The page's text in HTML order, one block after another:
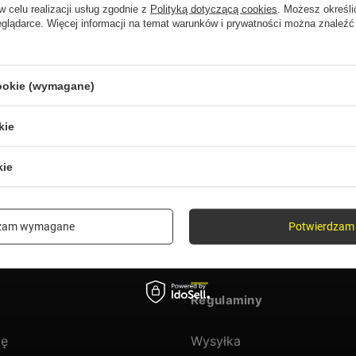
produkt nie został
sklepie, możesz skorzystać ze specjalnego formularza i
Regulaminy
Wysyłka
celu realizacji usług zgodnie z Polityką dotyczącą cookies . Możesz
Więcej informacji na temat warunków i prywatności można
(wymagane)
wymagane